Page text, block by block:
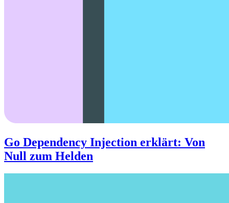
Go Dependency Injection erklärt: Von
Null zum Helden